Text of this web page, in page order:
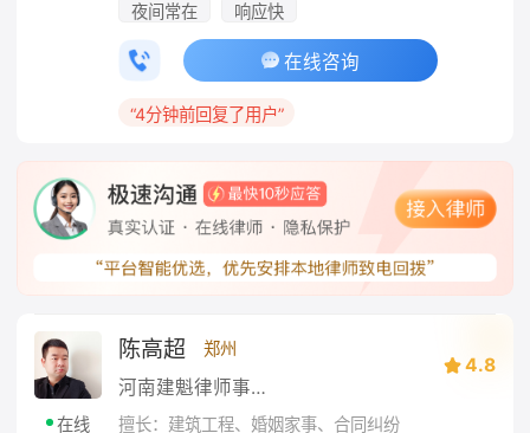
夜间常在 响应快
在线咨询
“4分钟前回复了用户”
在线
陈高超 郑州
河南建魁律师事务所
4.8
擅长：建筑工程、婚姻家事、合同纠纷